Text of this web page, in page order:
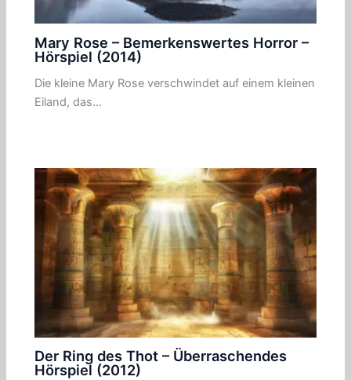
Mary Rose – Bemerkenswertes Horror –
Hörspiel (2014)
Die kleine Mary Rose verschwindet auf einem kleinen
Eiland, das…
Der Ring des Thot – Überraschendes
Hörspiel (2012)